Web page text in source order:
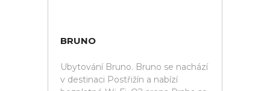
BRUNO
Ubytování Bruno. Bruno se nachází
v destinaci Postřižín a nabízí